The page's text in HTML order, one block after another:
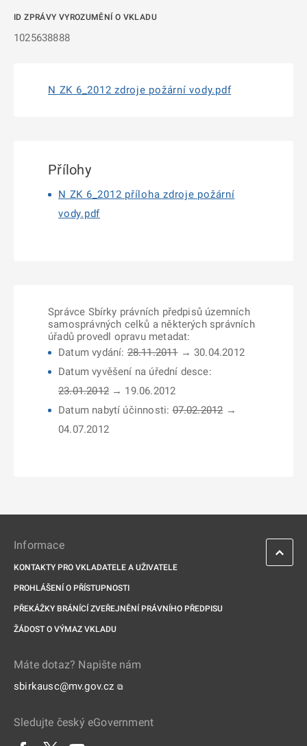
ID ZPRÁVY VYROZUMĚNÍ O VKLADU
1025638888
N ZK 6_2012 zdroje požární vody.pdf
Přílohy
N ZK 6_2012 příloha zdroje požární
vody.pdf
Správce Sbírky právních předpisů územních
samosprávných celků a některých správních
úřadů provedl opravu metadat:
Datum vydání:28.11.2011→ 30.04.2012
Datum vyvěšení na úřední desce:
23.01.2012→ 19.06.2012
Datum nabytí účinnosti:07.02.2012→
04.07.2012
Informace
KONTAKTY PRO VKLADATELE A UŽIVATELE
PROHLÁŠENÍ O PŘÍSTUPNOSTI
PŘEKÁŽKY BRÁNÍCÍ ZVEŘEJNĚNÍ PRÁVNÍHO PŘEDPISU
ŽÁDOST O VÝMAZ VKLADU
Máte dotaz? Napište nám
sbirkausc@mv.gov.cz ⧉
Sledujte český eGovernment